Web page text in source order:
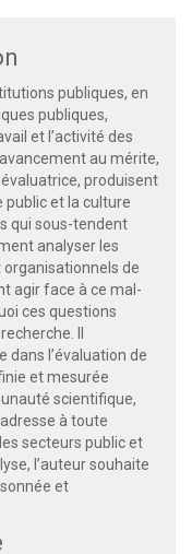
publiques, en
publiques,
et l’activité des
au mérite,
produisent
public et la culture
qui sous-tendent
analyser les
de
agir face à ce mal-
ces questions
Il
dans l’évaluation de
et mesurée
scientifique,
à toute
secteurs public et
l’auteur souhaite
et